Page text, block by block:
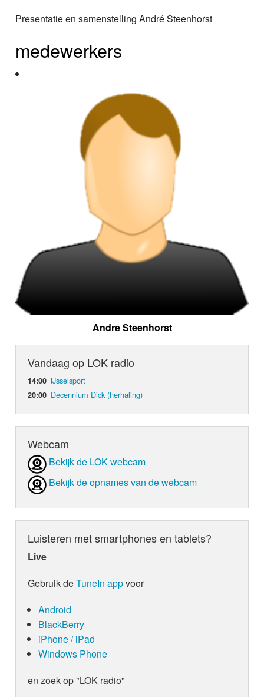
Presentatie en samenstelling André Steenhorst
medewerkers
Andre Steenhorst
Vandaag op LOK radio
14:00 IJsselsport
20:00 Decennium Dick (herhaling)
Webcam
Bekijk de LOK webcam
Bekijk de opnames van de webcam
Luisteren met smartphones en tablets?
Live
Gebruik deTuneIn appvoor
Android
BlackBerry
iPhone / iPad
Windows Phone
en zoek op "LOK radio"